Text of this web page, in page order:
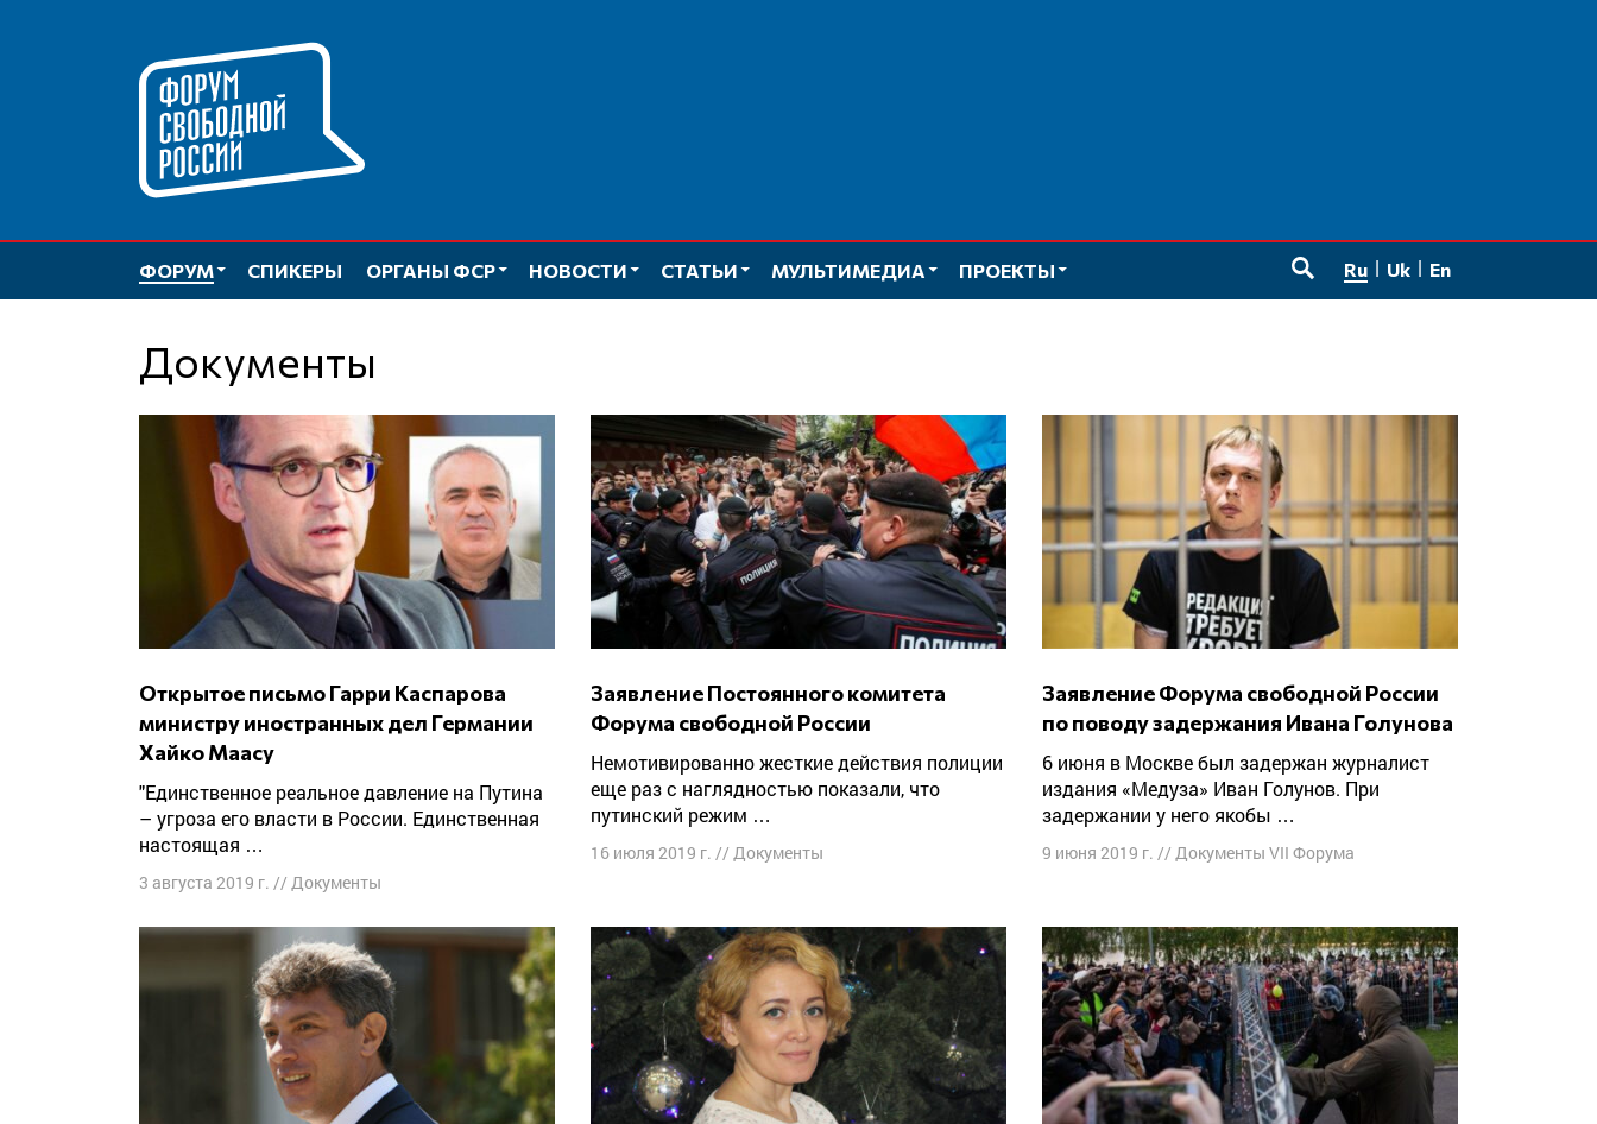
ФОРУМ СПИКЕРЫ ОРГАНЫ ФСР НОВОСТИ СТАТЬИ МУЛЬТИМЕДИА
ПРОЕКТЫ
Ru Uk En
Документы
Открытое письмо Гарри Каспарова
министру иностранных дел Германии
Хайко Маасу
"Единственное реальное давление на Путина
– угроза его власти в России. Единственная
настоящая …
3 августа 2019 г. // Документы
Заявление Постоянного комитета
Форума свободной России
Немотивированно жесткие действия полиции
еще раз с наглядностью показали, что
путинский режим …
16 июля 2019 г. // Документы
Заявление Форума свободной России
по поводу задержания Ивана Голунова
6 июня в Москве был задержан журналист
издания «Медуза» Иван Голунов. При
задержании у него якобы …
9 июня 2019 г. // Документы VII Форума